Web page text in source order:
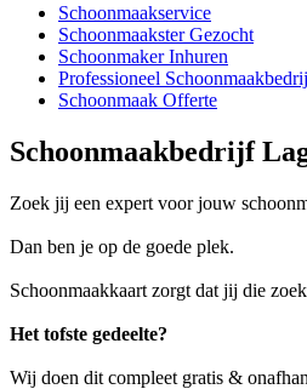
Schoonmaakservice
Schoonmaakster Gezocht
Schoonmaker Inhuren
Professioneel
Schoonmaak Offerte
Schoonmaakbedrijf
Zoek jij een expert voor jouw
Dan ben je op de goede plek.
Schoonmaakkaart zorgt dat jij die
Het tofste gedeelte?
Wij doen dit compleet gratis &